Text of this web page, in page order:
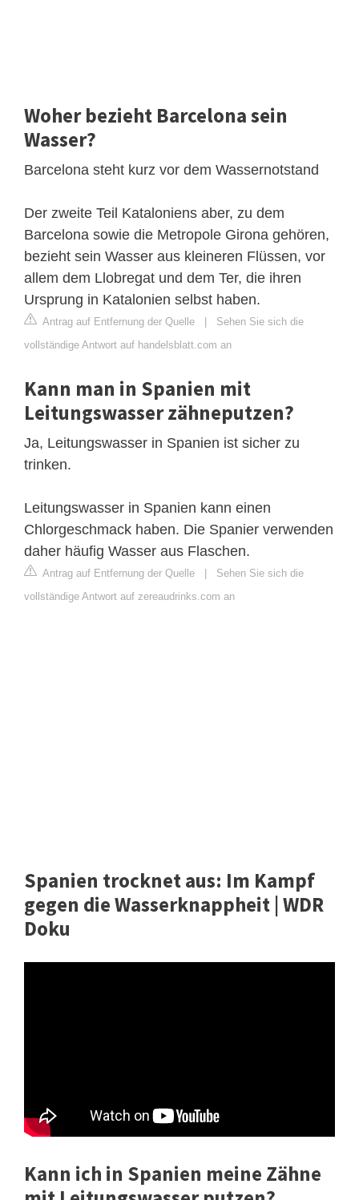
Woher bezieht Barcelona sein
Wasser?
Barcelona steht kurz vor dem Wassernotstand
Der zweite Teil Kataloniens aber, zu dem
Barcelona sowie die Metropole Girona gehören,
bezieht sein Wasser aus kleineren Flüssen, vor
allem dem Llobregat und dem Ter, die ihren
Ursprung in Katalonien selbst haben.
Antrag auf Entfernung der Quelle
Sehen Sie sich die
vollständige Antwort auf handelsblatt.com an
Kann man in Spanien mit
Leitungswasser zähneputzen?
Ja, Leitungswasser in Spanien ist sicher zu
trinken.
Leitungswasser in Spanien kann einen
Chlorgeschmack haben. Die Spanier verwenden
daher häufig Wasser aus Flaschen.
Antrag auf Entfernung der Quelle
Sehen Sie sich die
vollständige Antwort auf zereaudrinks.com an
Spanien trocknet aus: Im Kampf
gegen die Wasserknappheit | WDR
Doku
Kann ich in Spanien meine Zähne